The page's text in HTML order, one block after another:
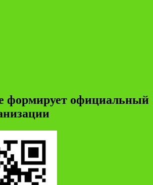
формирует официальный